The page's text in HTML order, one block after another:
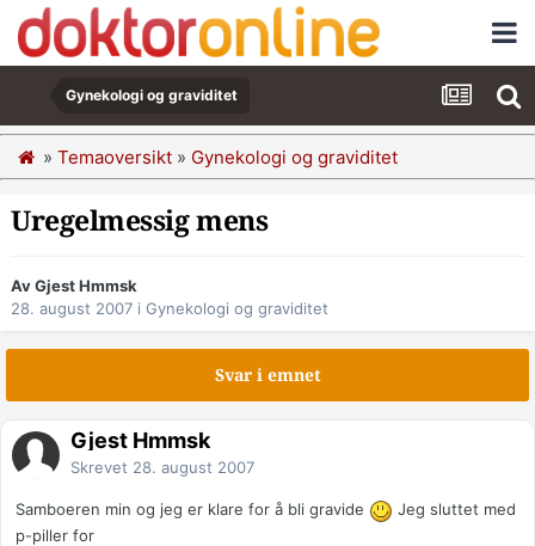
Gynekologi og graviditet
» Temaoversikt » Gynekologi og graviditet
Uregelmessig mens
Av Gjest Hmmsk
28. august 2007 i Gynekologi og graviditet
Svar i emnet
Gjest Hmmsk
Skrevet 28. august 2007
Samboeren min og jeg er klare for å bli gravide
Jeg sluttet med
p-piller for